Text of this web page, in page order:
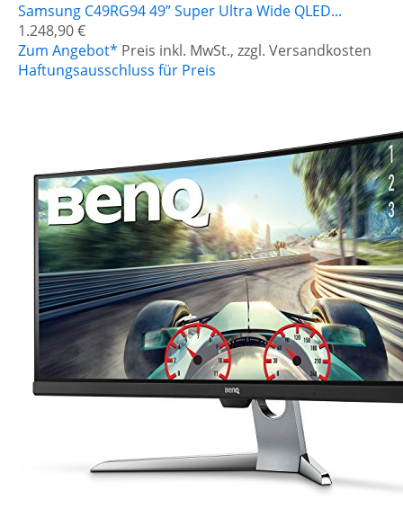
Samsung C49RG94 49” Super Ultra Wide QLED...
1.248,90 €
Zum Angebot* Preis inkl. MwSt., zzgl. Versandkosten
Haftungsausschluss für Preis